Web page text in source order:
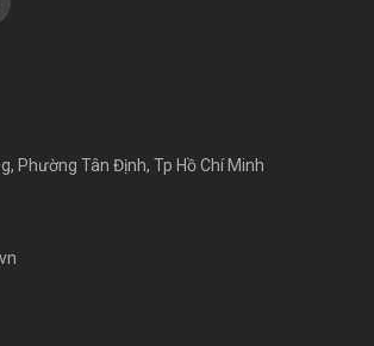
Phường Tân Định, Tp Hồ Chí Minh